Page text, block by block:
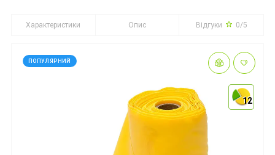
Характеристики Опис Відгуки 0/5
12
12
ПОПУЛЯРНИЙ